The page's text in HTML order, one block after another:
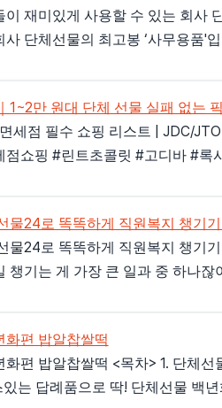
재미있게 사용할 수 있는 회사
단체선물의 최고봉 ‘사무용품'
1~2만 원대 단체 선물 실패 없는 픽
세점 필수 쇼핑 리스트 | JDC/
쇼핑 #린트초콜릿 #고디바 #록
물24로 똑똑하게 직원복지 챙기
물24로 똑똑하게 직원복지 챙기
챙기는 게 가장 큰 일과 중 하나
화편 밥알찹쌀떡
편 밥알찹쌀떡 <목차> 1. 단체
는 답례품으로 딱! 단체선물 백